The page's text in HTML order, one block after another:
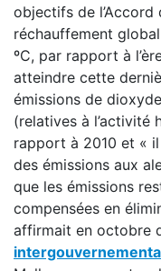
objectifs de
réchauffement
ºC, par rapport à
atteindre cette
émissions de
(relatives à l’activité
rapport à 2010 et «
des émissions aux
que les émissions
compensées en
affirmait en octobre